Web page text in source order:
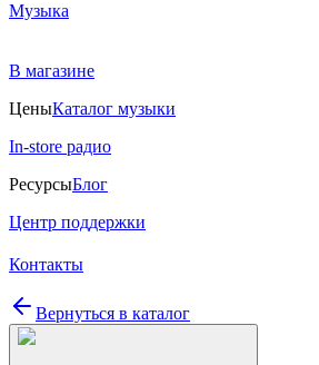
Музыка
В магазине
ЦеныКаталог музыки
In-store радио
РесурсыБлог
Центр поддержки
Контакты
Вернуться в каталог